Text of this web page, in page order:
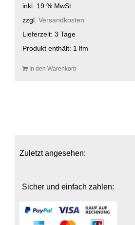
inkl. 19 % MwSt.
zzgl. Versandkosten
Lieferzeit: 3 Tage
Produkt enthält: 1 lfm
In den Warenkorb
Zuletzt angesehen:
Sicher und einfach zahlen: